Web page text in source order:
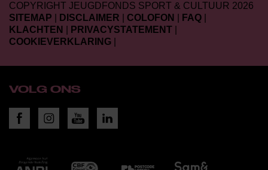
COPYRIGHT JEUGDFONDS SPORT & CULTUUR 2026
SITEMAP
DISCLAIMER COLOFON FAQ
KLACHTEN
PRIVACYSTATEMENT
COOKIEVERKLARING
VOLG ONS